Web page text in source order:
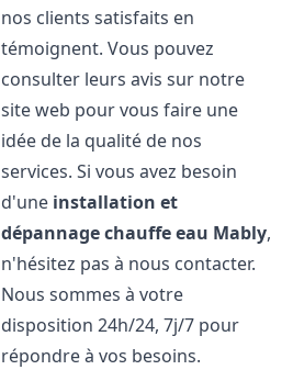
nos clients satisfaits en
témoignent. Vous pouvez
consulter leurs avis sur notre
site web pour vous faire une
idée de la qualité de nos
services. Si vous avez besoin
d'une installation et
dépannage chauffe eau Mably,
n'hésitez pas à nous contacter.
Nous sommes à votre
disposition 24h/24, 7j/7 pour
répondre à vos besoins.